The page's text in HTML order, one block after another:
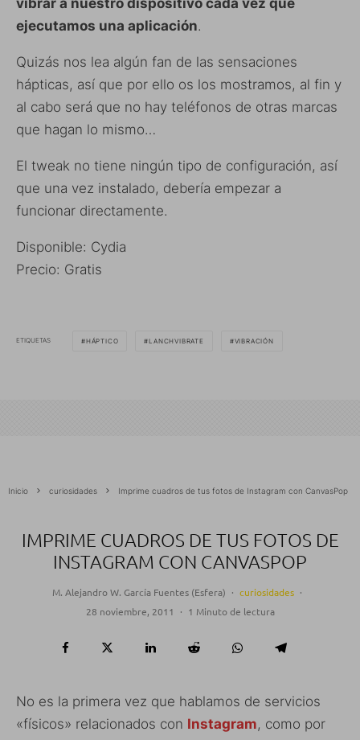
ejecutamos una aplicación.
Quizás nos lea algún fan de las sensaciones
hápticas, así que por ello os los mostramos, al fin y
al cabo será que no hay teléfonos de otras marcas
que hagan lo mismo…
El tweak no tiene ningún tipo de configuración, así
que una vez instalado, debería empezar a
funcionar directamente.
Disponible: Cydia
Precio: Gratis
ETIQUETAS HÁPTICO LANCHVIBRATE VIBRACIÓN
Inicio curiosidades Imprime cuadros de tus fotos de Instagram con CanvasPop
IMPRIME CUADROS DE TUS FOTOS DE
INSTAGRAM CON CANVASPOP
M. Alejandro W. García Fuentes (Esfera) · curiosidades ·
28 noviembre, 2011
· 1 Minuto de lectura
No es la primera vez que hablamos de servicios
«físicos» relacionados con Instagram, como por